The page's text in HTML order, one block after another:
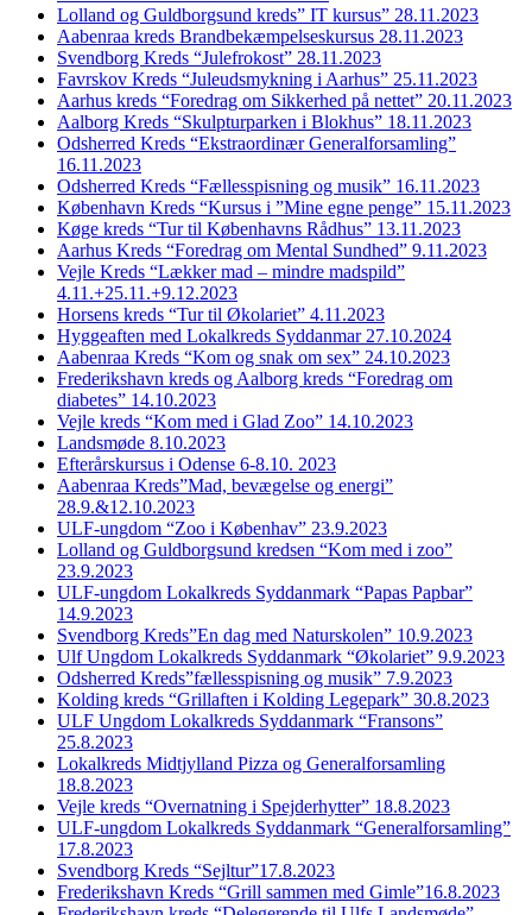
Lolland og Guldborgsund kreds” IT kursus” 28.11.2023
Aabenraa kreds Brandbekæmpelseskursus 28.11.2023
Svendborg Kreds “Julefrokost” 28.11.2023
Favrskov Kreds “Juleudsmykning i Aarhus” 25.11.2023
Aarhus kreds “Foredrag om Sikkerhed på nettet” 20.11.2023
Aalborg Kreds “Skulpturparken i Blokhus” 18.11.2023
Odsherred Kreds “Ekstraordinær Generalforsamling”
16.11.2023
Odsherred Kreds “Fællesspisning og musik” 16.11.2023
København Kreds “Kursus i ”Mine egne penge” 15.11.2023
Køge kreds “Tur til Københavns Rådhus” 13.11.2023
Aarhus Kreds “Foredrag om Mental Sundhed” 9.11.2023
Vejle Kreds “Lækker mad – mindre madspild”
4.11.+25.11.+9.12.2023
Horsens kreds “Tur til Økolariet” 4.11.2023
Hyggeaften med Lokalkreds Syddanmar 27.10.2024
Aabenraa Kreds “Kom og snak om sex” 24.10.2023
Frederikshavn kreds og Aalborg kreds “Foredrag om
diabetes” 14.10.2023
Vejle kreds “Kom med i Glad Zoo” 14.10.2023
Landsmøde 8.10.2023
Efterårskursus i Odense 6-8.10. 2023
Aabenraa Kreds”Mad, bevægelse og energi”
28.9.&12.10.2023
ULF-ungdom “Zoo i Københav” 23.9.2023
Lolland og Guldborgsund kredsen “Kom med i zoo”
23.9.2023
ULF-ungdom Lokalkreds Syddanmark “Papas Papbar”
14.9.2023
Svendborg Kreds”En dag med Naturskolen” 10.9.2023
Ulf Ungdom Lokalkreds Syddanmark “Økolariet” 9.9.2023
Odsherred Kreds”fællesspisning og musik” 7.9.2023
Kolding kreds “Grillaften i Kolding Legepark” 30.8.2023
ULF Ungdom Lokalkreds Syddanmark “Fransons”
25.8.2023
Lokalkreds Midtjylland Pizza og Generalforsamling
18.8.2023
Vejle kreds “Overnatning i Spejderhytter” 18.8.2023
ULF-ungdom Lokalkreds Syddanmark “Generalforsamling”
17.8.2023
Svendborg Kreds “Sejltur”17.8.2023
Frederikshavn Kreds “Grill sammen med Gimle”16.8.2023